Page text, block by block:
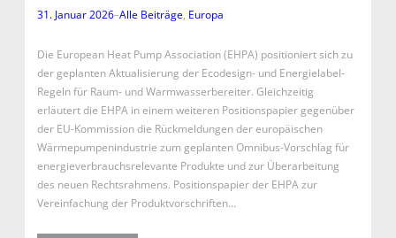
31. Januar 2026–Alle Beiträge, Europa
Die European Heat Pump Association (EHPA) positioniert sich zu
der geplanten Aktualisierung der Ecodesign- und Energielabel-
Regeln für Raum- und Warmwasserbereiter. Gleichzeitig
erläutert die EHPA in einem weiteren Positionspapier gegenüber
der EU-Kommission die Rückmeldungen der europäischen
Wärmepumpenindustrie zum geplanten Omnibus-Vorschlag für
energieverbrauchsrelevante Produkte und zur Überarbeitung
des neuen Rechtsrahmens. Positionspapier der EHPA zur
Vereinfachung der Produktvorschriften…